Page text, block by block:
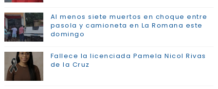
Al menos siete muertos en choque entre
pasola y camioneta en La Romana este
domingo
Fallece la licenciada Pamela Nicol Rivas
de la Cruz